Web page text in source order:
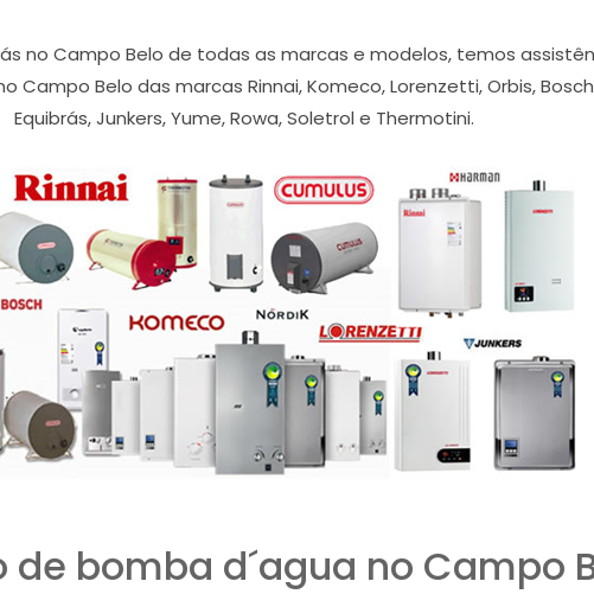
no Campo Belo de todas as marcas e modelos, temos
Belo das marcas Rinnai, Komeco, Lorenzetti, Orbis,
Equibrás, Junkers, Yume, Rowa, Soletrol e Thermotini.
de bomba d´agua no Campo